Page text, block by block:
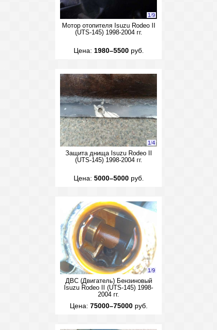
1/9
Мотор отопителя Isuzu Rodeo II
(UTS-145) 1998-2004 гг.
Цена: 1980–5500руб.
1/4
Защита днища Isuzu Rodeo II
(UTS-145) 1998-2004 гг.
Цена: 5000–5000руб.
1/9
ДВС (Двигатель) Бензиновый
Isuzu Rodeo II (UTS-145) 1998-
2004 гг.
Цена: 75000–75000руб.